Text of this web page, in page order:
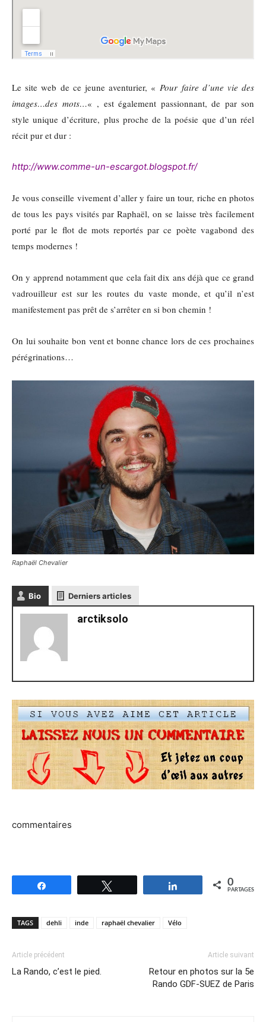
Le site web de ce jeune aventurier, « Pour faire d’une vie des
images…des mots…« , est également passionnant, de par son
style unique d’écriture, plus proche de la poésie que d’un réel
récit pur et dur :
http://www.comme-un-escargot.blogspot.fr/
Je vous conseille vivement d’aller y faire un tour, riche en photos
de tous les pays visités par Raphaël, on se laisse très facilement
porté par le flot de mots reportés par ce poète vagabond des
temps modernes !
On y apprend notamment que cela fait dix ans déjà que ce grand
vadrouilleur est sur les routes du vaste monde, et qu’il n’est
manifestement pas prêt de s’arrêter en si bon chemin !
On lui souhaite bon vent et bonne chance lors de ces prochaines
pérégrinations…
Raphaël Chevalier
Bio Derniers articles
arctiksolo
commentaires
Partagez 0
PARTAGES
TAGS dehli inde raphaël chevalier Vélo
Article précédent
La Rando, c’est le pied.
Article suivant
Retour en photos sur la 5e
Rando GDF-SUEZ de Paris